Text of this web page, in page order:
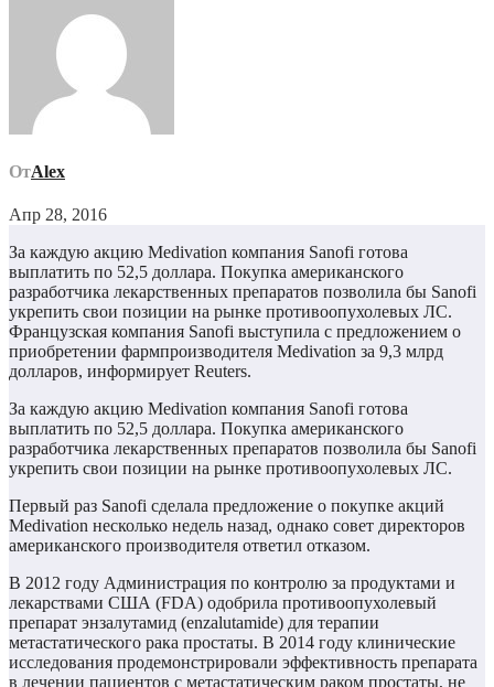
ОтAlex
Апр 28, 2016
За каждую акцию Medivation компания Sanofi готова
выплатить по 52,5 доллара. Покупка американского
разработчика лекарственных препаратов позволила бы Sanofi
укрепить свои позиции на рынке противоопухолевых ЛС.
Французская компания Sanofi выступила с предложением о
приобретении фармпроизводителя Medivation за 9,3 млрд
долларов, информирует Reuters.
За каждую акцию Medivation компания Sanofi готова
выплатить по 52,5 доллара. Покупка американского
разработчика лекарственных препаратов позволила бы Sanofi
укрепить свои позиции на рынке противоопухолевых ЛС.
Первый раз Sanofi сделала предложение о покупке акций
Medivation несколько недель назад, однако совет директоров
американского производителя ответил отказом.
В 2012 году Администрация по контролю за продуктами и
лекарствами США (FDA) одобрила противоопухолевый
препарат энзалутамид (enzalutamide) для терапии
метастатического рака простаты. В 2014 году клинические
исследования продемонстрировали эффективность препарата
в лечении пациентов с метастатическим раком простаты, не